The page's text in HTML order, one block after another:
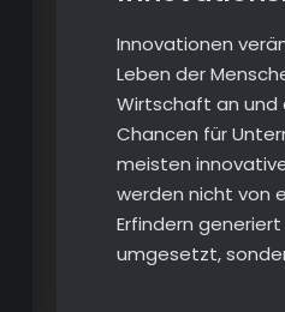
Innovationen
Leben der
Wirtschaft an und
Chancen für
meisten
werden nicht von
Erfindern
umgesetzt,